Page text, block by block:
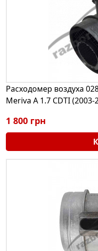
Расходомер воздуха
Meriva A 1.7 CDTI (2003-
1 800 грн